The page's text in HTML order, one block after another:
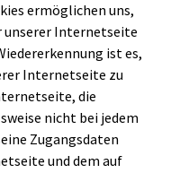
ermöglichen uns,
unserer Internetseite
ist es,
Internetseite zu
die
nicht bei jedem
Zugangsdaten
und dem auf